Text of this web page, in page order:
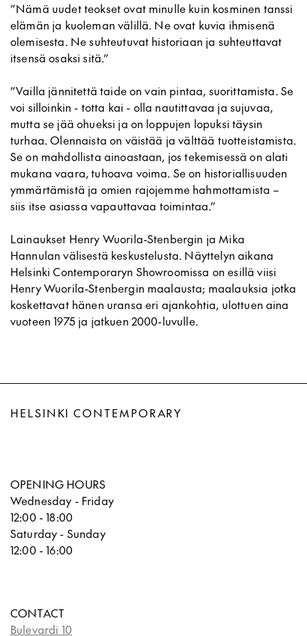
”Nämä uudet teokset ovat minulle kuin kosminen tanssi
elämän ja kuoleman välillä. Ne ovat kuvia ihmisenä
olemisesta. Ne suhteutuvat historiaan ja suhteuttavat
itsensä osaksi sitä.”
”Vailla jännitettä taide on vain pintaa, suorittamista. Se
voi silloinkin - totta kai - olla nautittavaa ja sujuvaa,
mutta se jää ohueksi ja on loppujen lopuksi täysin
turhaa. Olennaista on väistää ja välttää tuotteistamista.
Se on mahdollista ainoastaan, jos tekemisessä on alati
mukana vaara, tuhoava voima. Se on historiallisuuden
ymmärtämistä ja omien rajojemme hahmottamista –
siis itse asiassa vapauttavaa toimintaa.”
Lainaukset Henry Wuorila-Stenbergin ja Mika
Hannulan välisestä keskustelusta. Näyttelyn aikana
Helsinki Contemporaryn Showroomissa on esillä viisi
Henry Wuorila-Stenbergin maalausta; maalauksia jotka
koskettavat hänen uransa eri ajankohtia, ulottuen aina
vuoteen 1975 ja jatkuen 2000-luvulle.
HELSINKI CONTEMPORARY
OPENING HOURS
Wednesday - Friday
12:00 - 18:00
Saturday - Sunday
12:00 - 16:00
CONTACT
Bulevardi 10